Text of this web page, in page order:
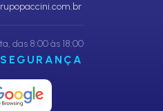
das 8:00 às 18:00